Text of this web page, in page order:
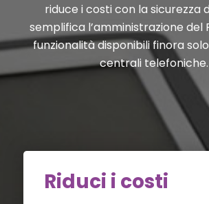
riduce i costi con la sicurezza
semplifica l’amministrazione del
funzionalità disponibili finora
centrali telefoniche.
Riduci i costi